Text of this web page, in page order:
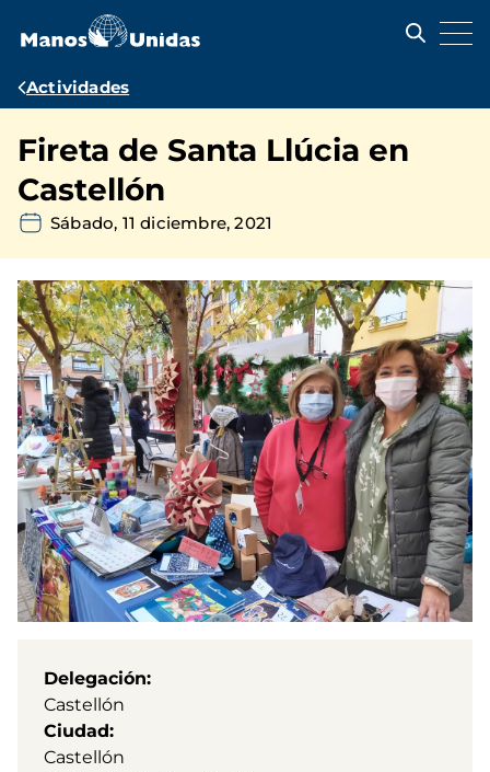
contenido
Ruta
navegación
Actividades
Fireta de Santa Llúcia en
Castellón
Sábado, 11 diciembre, 2021
Delegación
Castellón
Ciudad
Castellón